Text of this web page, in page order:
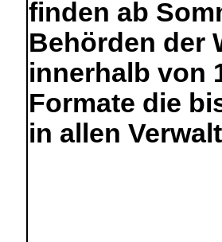
finden ab
Behörden der
innerhalb von
Formate die
in allen